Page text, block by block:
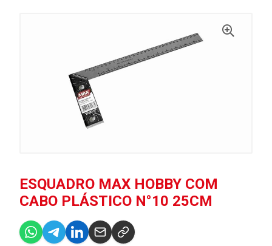
ESQUADRO MAX HOBBY COM
CABO PLÁSTICO N°10 25CM